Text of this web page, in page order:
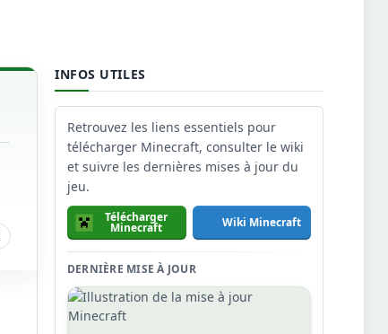
INFOS UTILES
Retrouvez les liens essentiels pour
télécharger Minecraft, consulter le wiki
et suivre les dernières mises à jour du
jeu.
Télécharger
Minecraft Wiki Minecraft
DERNIÈRE MISE À JOUR